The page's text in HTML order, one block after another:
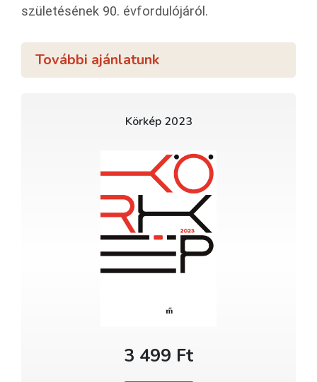
születésének 90. évfordulójáról.
További ajánlatunk
Körkép 2023
3 499 Ft